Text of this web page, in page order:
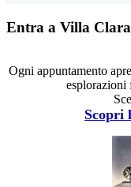
Entra a Villa Clara
Ogni appuntamento
esplorazioni
Scopri